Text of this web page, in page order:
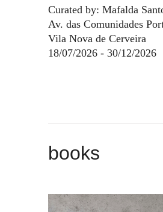
Curated by: Mafalda
Av. das Comunidades
Vila Nova de Cerveira
18/07/2026 - 30/12/2026
books